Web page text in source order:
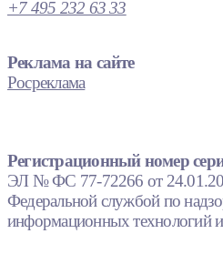
+7 495 232 63 33
Реклама на сайте
Росреклама
Регистрационный номер
ЭЛ № ФС 77-72266 от
Федеральной службой по
информационных технологий